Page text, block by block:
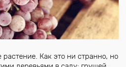
растение. Как это ни странно, но